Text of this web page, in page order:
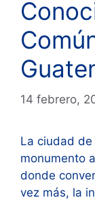
14 febrero,
​La ciudad
monumento
donde
vez más, la